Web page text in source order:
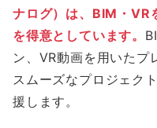
ナログ）は、BIM・VR
を得意としています。
ン、VR動画を用いたプ
スムーズなプロジェク
援します。